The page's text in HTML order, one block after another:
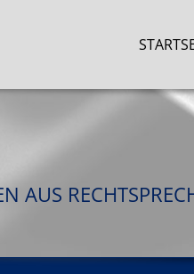
AUS